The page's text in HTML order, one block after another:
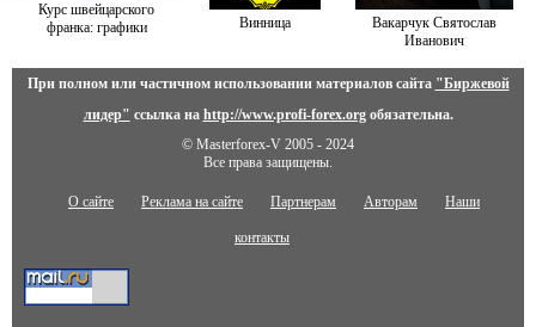
Курс швейцарского
франка: графики
Винница
Вакарчук Святослав
Иванович
При полном или частичном использовании материалов сайта "Биржевой
лидер" ссылка на http://www.profi-forex.orgобязательна.
© Masterforex-V 2005 - 2024
Все права защищены.
О сайте Реклама на сайте Партнерам Авторам Наши
контакты